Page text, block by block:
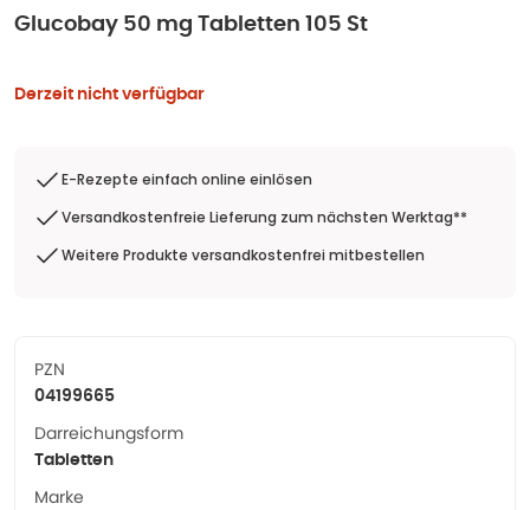
Glucobay 50 mg Tabletten 105 St
Derzeit nicht verfügbar
E-Rezepte einfach online einlösen
Versandkostenfreie Lieferung zum nächsten Werktag**
Weitere Produkte versandkostenfrei mitbestellen
PZN
04199665
Darreichungsform
Tabletten
Marke